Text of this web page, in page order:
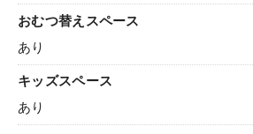
おむつ替えスペース
あり
キッズスペース
あり